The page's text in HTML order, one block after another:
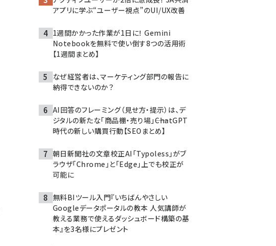
アプリに学ぶ“ユーザー視点”のUI/UX改善
1週間かかった作業が1日に！ Gemini
Notebookを無料で使い倒す8つの活用術
【1週間まとめ】
なぜ経営者は、マーケティング部門の報告に
納得できないのか？
AI回答のフレーミング（見せ方・提示）は、デ
ジタルの新たな「商品棚・売り場」――ChatGPT
時代の新しい購買行動【SEOまとめ】
朝日新聞社の文章校正AI「Typoless」がブ
ラウザ「Chrome」と「Edge」上でも校正が
可能に
無料BIツール入門『いちばんやさしい
Googleデータポータルの教本 人気講師が
教える業務で使えるダッシュボード構築の基
本』を3名様にプレゼント